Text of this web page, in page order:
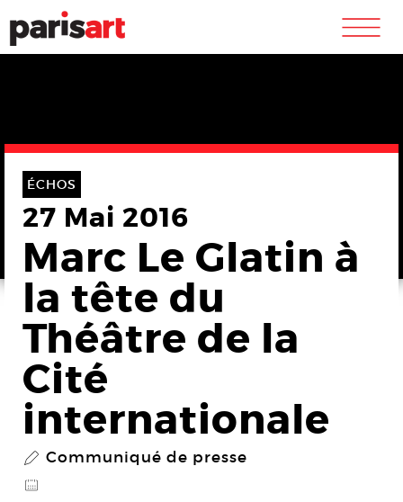
m
ÉCHOS
27 Mai 2016
Marc Le Glatin à
la tête du
Théâtre de la
Cité
internationale
P Communiqué de presse
@